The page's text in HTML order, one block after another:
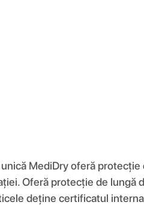
MediDry oferă
Oferă protecție de lungă
deține certificatul